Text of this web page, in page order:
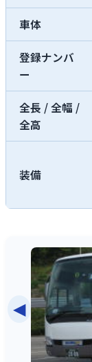
車体
登録ナンバ
ー
全長 / 全幅 /
全高
装備
◀